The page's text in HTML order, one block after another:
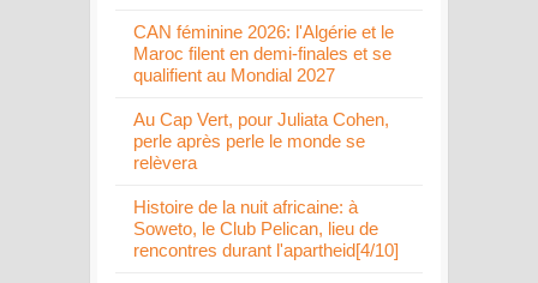
CAN féminine 2026: l'Algérie et le
Maroc filent en demi-finales et se
qualifient au Mondial 2027
Au Cap Vert, pour Juliata Cohen,
perle après perle le monde se
relèvera
Histoire de la nuit africaine: à
Soweto, le Club Pelican, lieu de
rencontres durant l'apartheid[4/10]